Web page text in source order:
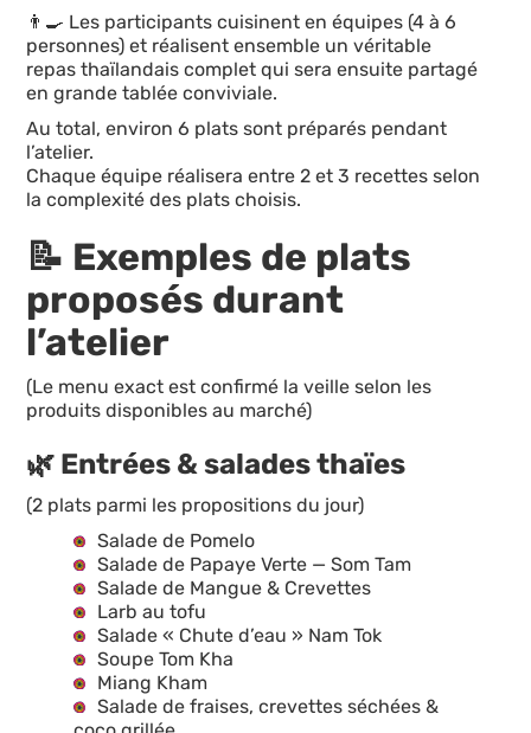
👨‍🍳 Les participants cuisinent en équipes (4 à 6
personnes) et réalisent ensemble un véritable
repas thaïlandais complet qui sera ensuite partagé
en grande tablée conviviale.
Au total, environ 6 plats sont préparés pendant
l’atelier.
Chaque équipe réalisera entre 2 et 3 recettes selon
la complexité des plats choisis.
📝 Exemples de plats
proposés durant
l’atelier
(Le menu exact est confirmé la veille selon les
produits disponibles au marché)
🌿 Entrées & salades thaïes
(2 plats parmi les propositions du jour)
Salade de Pomelo
Salade de Papaye Verte — Som Tam
Salade de Mangue & Crevettes
Larb au tofu
Salade « Chute d’eau » Nam Tok
Soupe Tom Kha
Miang Kham
Salade de fraises, crevettes séchées &